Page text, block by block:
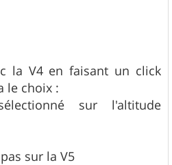
la V4 en faisant un click
le choix :
sur l'altitude
sur la V5